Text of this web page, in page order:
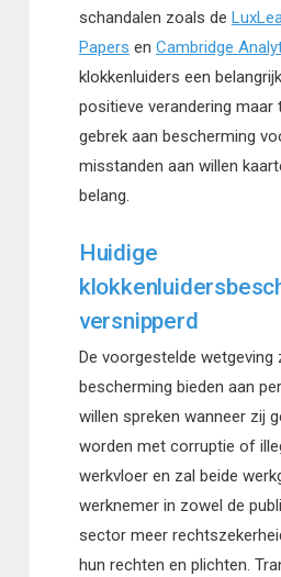
schandalen zoals de
Papers en Cambridge
klokkenluiders een
positieve verandering maar
gebrek aan bescherming
misstanden aan willen
belang.
Huidige
versnipperd
De voorgestelde wetgeving
bescherming bieden aan
willen spreken wanneer zij
worden met corruptie of
werkvloer en zal beide
werknemer in zowel de
sector meer
hun rechten en plichten.